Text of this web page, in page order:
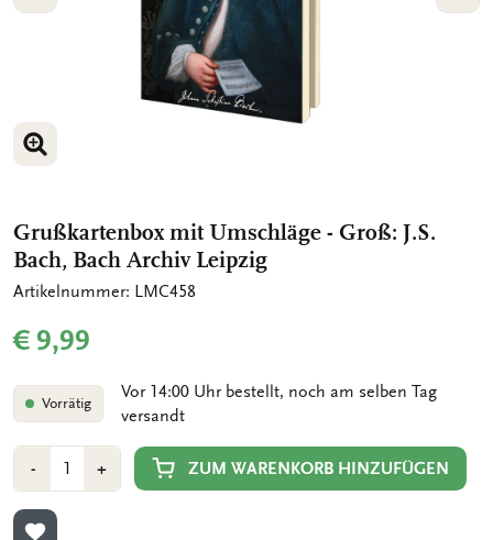
VORIGE
BILD VERGRÖSSERN
BILD VERGRÖSSERN
Grußkartenbox mit Umschläge - Groß: J.S.
Bach, Bach Archiv Leipzig
Artikelnummer: LMC458
€ 9,99
Vorrätig
Vor 14:00 Uhr bestellt, noch am selben Tag
versandt
-Min
1
Anzahl
+Plus
1
ZUM WARENKORB HINZUFÜGEN